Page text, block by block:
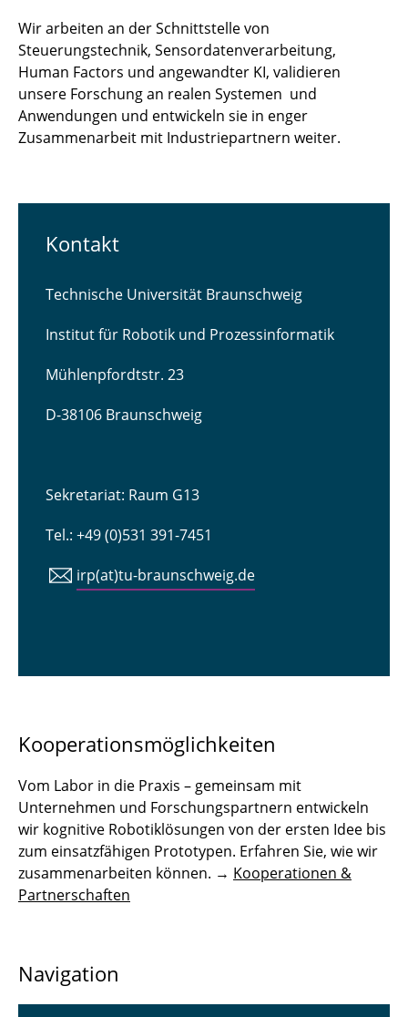
Wir arbeiten an der Schnittstelle von
Steuerungstechnik, Sensordatenverarbeitung,
Human Factors und angewandter KI, validieren
unsere Forschung an realen Systemen und
Anwendungen und entwickeln sie in enger
Zusammenarbeit mit Industriepartnern weiter.
Kontakt
Technische Universität Braunschweig
Institut für Robotik und Prozessinformatik
Mühlenpfordtstr. 23
D-38106 Braunschweig
Sekretariat: Raum G13
Tel.: +49 (0)531 391-7451
irp(at)tu-braunschweig.de
Kooperationsmöglichkeiten
Vom Labor in die Praxis – gemeinsam mit
Unternehmen und Forschungspartnern entwickeln
wir kognitive Robotiklösungen von der ersten Idee bis
zum einsatzfähigen Prototypen. Erfahren Sie, wie wir
zusammenarbeiten können. → Kooperationen &
Partnerschaften
Navigation